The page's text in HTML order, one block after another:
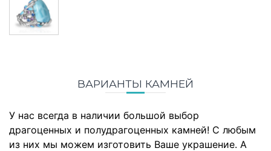
ВАРИАНТЫ КАМНЕЙ
У нас всегда в наличии большой выбор
драгоценных и полудрагоценных камней! С любым
из них мы можем изготовить Ваше украшение. А